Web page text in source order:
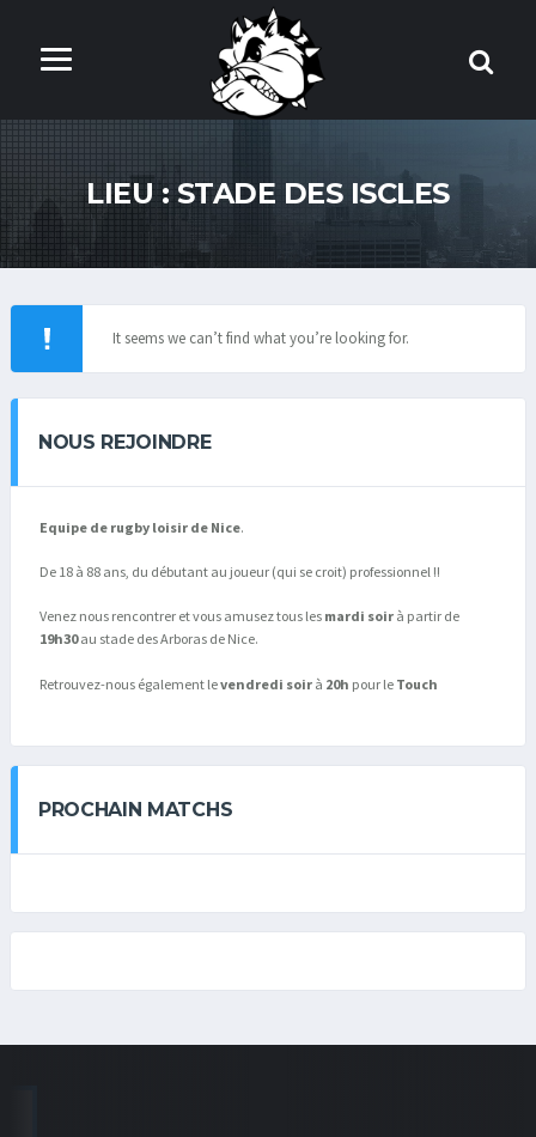
LIEU :STADE DES ISCLES
It seems we can’t find what you’re looking for.
NOUS REJOINDRE
Equipe de rugby loisir de Nice.
De 18 à 88 ans, du débutant au joueur (qui se croit) professionnel !!
Venez nous rencontrer et vous amusez tous les mardi soir à partir de
19h30au stade des Arboras de Nice.
Retrouvez-nous également levendredi soir à 20h pour le Touch
PROCHAIN MATCHS